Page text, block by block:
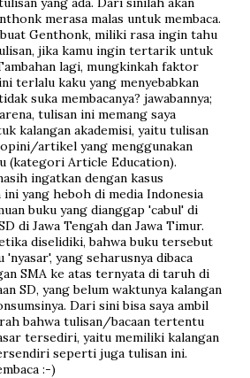
merasa malas untuk membaca.
buat Genthonk, miliki rasa ingin tahu
jika kamu ingin tertarik untuk
lagi, mungkinkah faktor
terlalu kaku yang menyebabkan
suka membacanya? jawabannya;
tulisan ini memang saya
kalangan akademisi, yaitu tulisan
artikel yang menggunakan
(kategori Article Education).
ingatkan dengan kasus
ini yang heboh di media Indonesia
buku yang dianggap 'cabul' di
di Jawa Tengah dan Jawa Timur.
diselidiki, bahwa buku tersebut
'nyasar', yang seharusnya dibaca
SMA ke atas ternyata di taruh di
SD, yang belum waktunya kalangan
Dari sini bisa saya ambil
bahwa tulisan/bacaan tertentu
tersediri, yaitu memiliki kalangan
seperti juga tulisan ini.
:-)